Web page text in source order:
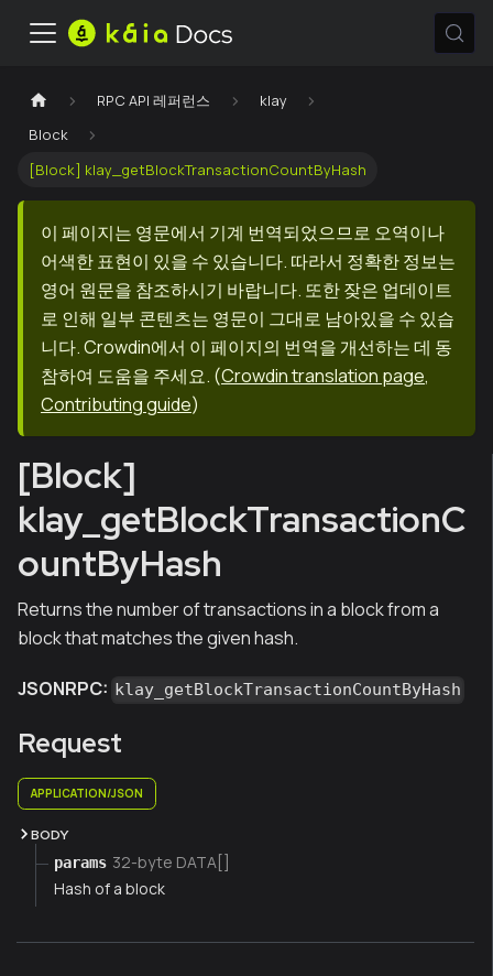
RPC API 레퍼런스
klay
Block
[Block] klay_getBlockTransactionCountByHash
이 페이지는 영문에서 기계 번역되었으므로 오역이나
어색한 표현이 있을 수 있습니다. 따라서 정확한 정보는
영어 원문을 참조하시기 바랍니다. 또한 잦은 업데이트
로 인해 일부 콘텐츠는 영문이 그대로 남아있을 수 있습
니다. Crowdin에서 이 페이지의 번역을 개선하는 데 동
참하여 도움을 주세요. (Crowdin translation page,
Contributing guide)
[Block]
klay_getBlockTransactionC
ountByHash
Returns the number of transactions in a block from a
block that matches the given hash.
JSONRPC: klay_getBlockTransactionCountByHash
Request
APPLICATION/JSON
BODY
params 32-byte DATA[]
Hash of a block